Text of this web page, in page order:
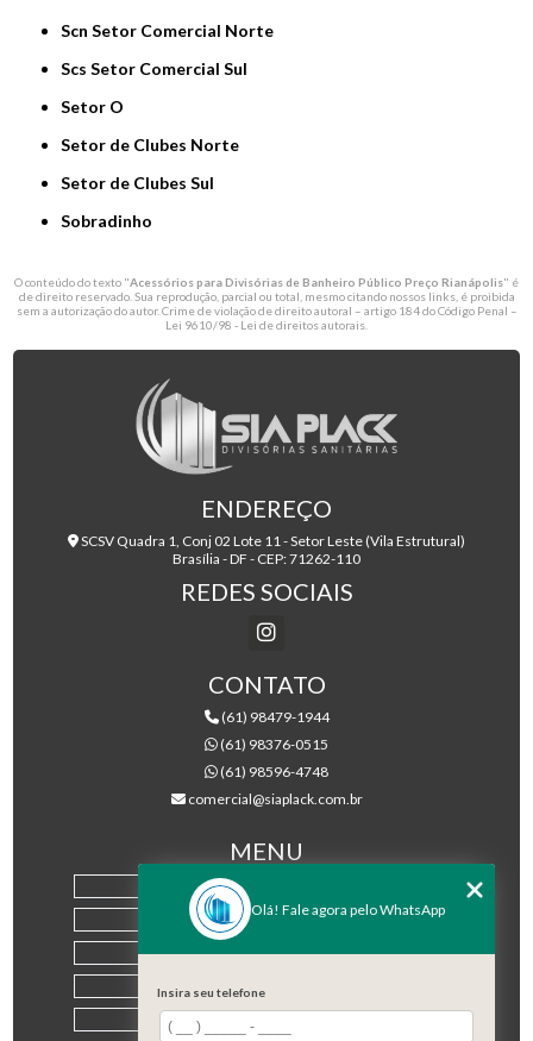
Scn Setor Comercial Norte
Scs Setor Comercial Sul
Setor O
Setor de Clubes Norte
Setor de Clubes Sul
Sobradinho
O conteúdo do texto "Acessórios para Divisórias de Banheiro Público Preço Rianápolis" é
de direito reservado. Sua reprodução, parcial ou total, mesmo citando nossos links, é proibida
sem a autorização do autor. Crime de violação de direito autoral – artigo 184 do Código Penal –
Lei 9610/98 - Lei de direitos autorais
ENDEREÇO
SCSV Quadra 1, Conj 02 Lote 11 - Setor Leste (Vila Estrutural)
Brasília - DF - CEP: 71262-110
REDES SOCIAIS
CONTATO
(61) 98479-1944
(61) 98376-0515
(61) 98596-4748
comercial@siaplack.com.br
MENU
EMPRESA
PRODUTOS
Olá! Fale agora pelo WhatsApp
Insira seu telefone